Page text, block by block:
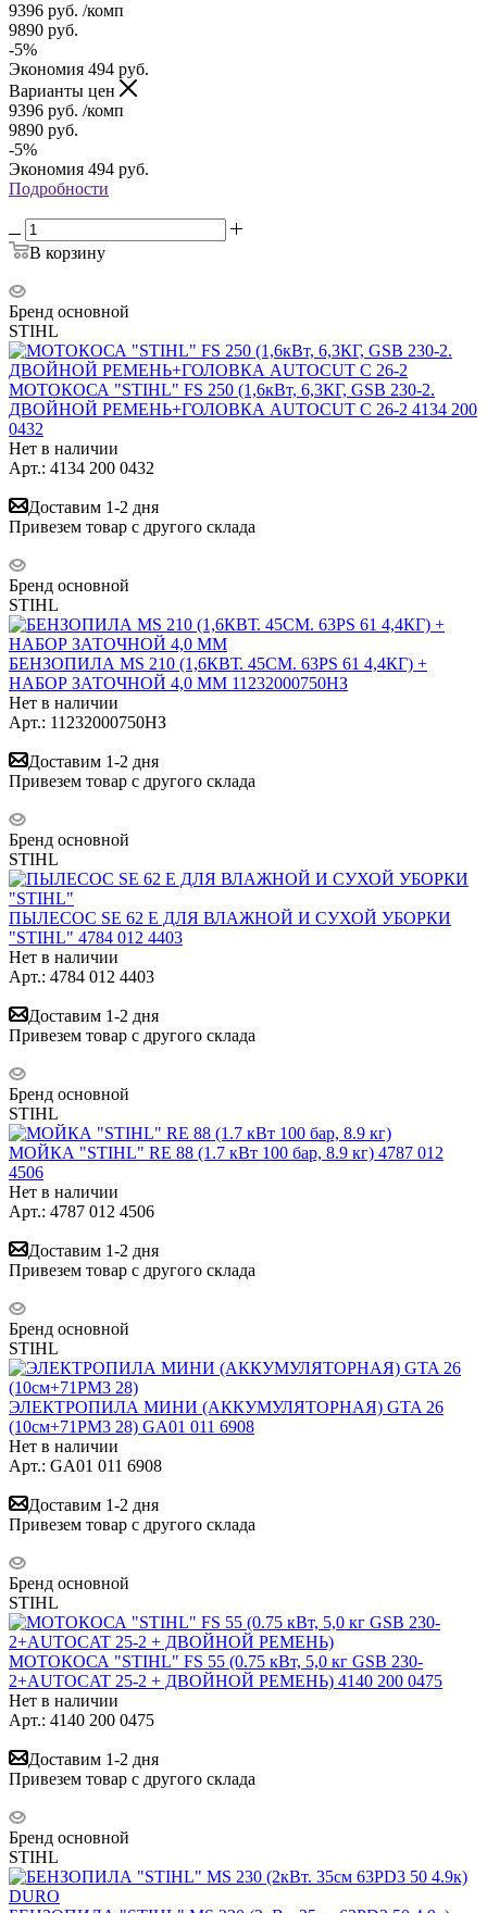
9396 руб. /комп
9890 руб.
-5%
Экономия 494 руб.
Варианты цен
9396 руб. /комп
9890 руб.
-5%
Экономия 494 руб.
Подробности
В корзину
Бренд основной
STIHL
МОТОКОСА "STIHL" FS 250 (1,6кВт, 6,3КГ, GSB 230-2.
ДВОЙНОЙ РЕМЕНЬ+ГОЛОВКА AUTOCUT C 26-2 4134 200
0432
Нет в наличии
Арт.: 4134 200 0432
Доставим 1-2 дня
Привезем товар с другого склада
Бренд основной
STIHL
БЕНЗОПИЛА MS 210 (1,6КВТ. 45СМ. 63PS 61 4,4КГ) +
НАБОР ЗАТОЧНОЙ 4,0 ММ 11232000750НЗ
Нет в наличии
Арт.: 11232000750НЗ
Доставим 1-2 дня
Привезем товар с другого склада
Бренд основной
STIHL
ПЫЛЕСОС SE 62 E ДЛЯ ВЛАЖНОЙ И СУХОЙ УБОРКИ
"STIHL" 4784 012 4403
Нет в наличии
Арт.: 4784 012 4403
Доставим 1-2 дня
Привезем товар с другого склада
Бренд основной
STIHL
МОЙКА "STIHL" RE 88 (1.7 кВт 100 бар, 8.9 кг) 4787 012
4506
Нет в наличии
Арт.: 4787 012 4506
Доставим 1-2 дня
Привезем товар с другого склада
Бренд основной
STIHL
ЭЛЕКТРОПИЛА МИНИ (АККУМУЛЯТОРНАЯ) GTA 26
(10см+71PM3 28) GA01 011 6908
Нет в наличии
Арт.: GA01 011 6908
Доставим 1-2 дня
Привезем товар с другого склада
Бренд основной
STIHL
МОТОКОСА "STIHL" FS 55 (0.75 кВт, 5,0 кг GSB 230-
2+AUTOCAT 25-2 + ДВОЙНОЙ РЕМЕНЬ) 4140 200 0475
Нет в наличии
Арт.: 4140 200 0475
Доставим 1-2 дня
Привезем товар с другого склада
Бренд основной
STIHL